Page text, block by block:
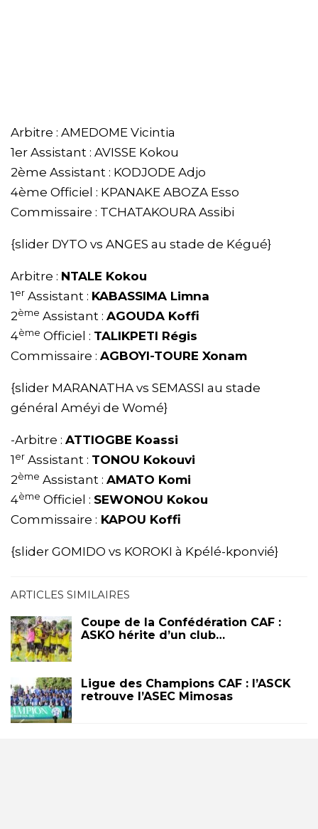
Arbitre : AMEDOME Vicintia
1er Assistant : AVISSE Kokou
2ème Assistant : KODJODE Adjo
4ème Officiel : KPANAKE ABOZA Esso
Commissaire : TCHATAKOURA Assibi
{slider DYTO vs ANGES au stade de Kégué}
Arbitre : NTALE Kokou
1 er Assistant : KABASSIMA Limna
2ème Assistant : AGOUDA Koffi
4ème Officiel : TALIKPETI Régis
Commissaire : AGBOYI-TOURE Xonam
{slider MARANATHA vs SEMASSI au stade
général Améyi de Womé}
-Arbitre : ATTIOGBE Koassi
1 er Assistant : TONOU Kokouvi
2ème Assistant : AMATO Komi
4ème Officiel : SEWONOU Kokou
Commissaire : KAPOU Koffi
{slider GOMIDO vs KOROKI à Kpélé-kponvié}
ARTICLES SIMILAIRES
Coupe de la Confédération CAF :
ASKO hérite d’un club…
Ligue des Champions CAF : l’ASCK
retrouve l’ASEC Mimosas